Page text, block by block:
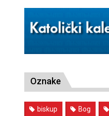
Oznake
biskup Bog